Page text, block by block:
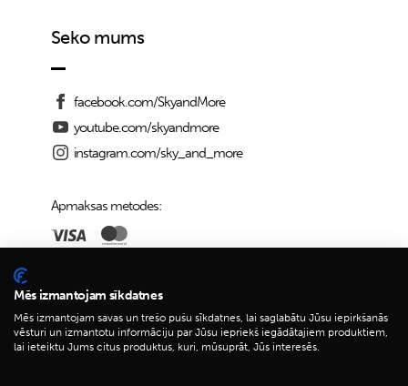
Seko mums
facebook.com/SkyandMore
youtube.com/skyandmore
instagram.com/sky_and_more
Apmaksas metodes:
Piegādes iespējas:
Mēs izmantojam sīkdatnes
Mēs izmantojam savas un trešo pušu sīkdatnes, lai saglabātu Jūsu iepirkšanās
vēsturi un izmantotu informāciju par Jūsu iepriekš iegādātajiem produktiem,
lai ieteiktu Jums citus produktus, kuri, mūsuprāt, Jūs interesēs.